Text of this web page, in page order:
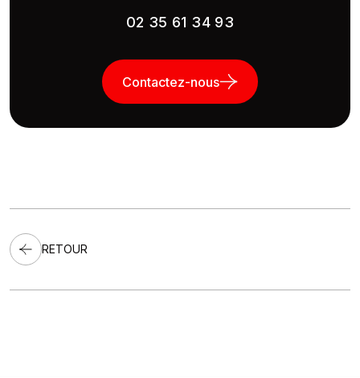
02 35 61 34 93
Contactez-nous
RETOUR